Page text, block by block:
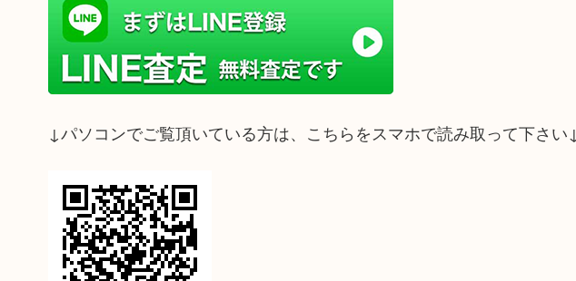
↓パソコンでご覧頂いている方は、こちらをスマホで読み取って下さい↓